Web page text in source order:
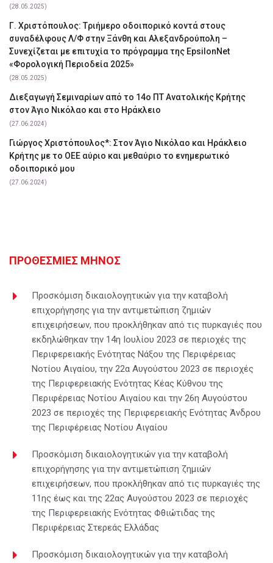
(28.05.2025)
Γ. Χριστόπουλος: Tριήμερο οδοιπορικό κοντά στους
συναδέλφους Λ/Φ στην Ξάνθη και Αλεξανδρούπολη –
Συνεχίζεται με επιτυχία το πρόγραμμα της EpsilonNet
«Φορολογική Περιοδεία 2025»
(28.05.2025)
Διεξαγωγή Σεμιναρίων από το 14ο ΠΤ Ανατολικής Κρήτης
στον Άγιο Νικόλαο και στο Ηράκλειο
(27.06.2024)
Γιώργος Χριστόπουλος*: Στον Άγιο Νικόλαο και Ηράκλειο
Κρήτης με το ΟΕΕ αύριο και μεθαύριο το ενημερωτικό
οδοιπορικό μου
(27.06.2024)
ΠΡΟΘΕΣΜΙΕΣ ΜΗΝΟΣ
Προσκόμιση δικαιολογητικών για την καταβολή
επιχορήγησης για την αντιμετώπιση ζημιών
επιχειρήσεων, που προκλήθηκαν από τις πυρκαγιές που
εκδηλώθηκαν την 14η Ιουλίου 2023 σε περιοχές της
Περιφερειακής Ενότητας Νάξου της Περιφέρειας
Νοτίου Αιγαίου, την 22α Αυγούστου 2023 σε περιοχές
της Περιφερειακής Ενότητας Κέας Κύθνου της
Περιφέρειας Νοτίου Αιγαίου και την 26η Αυγούστου
2023 σε περιοχές της Περιφερειακής Ενότητας Άνδρου
της Περιφέρειας Νοτίου Αιγαίου
Προσκόμιση δικαιολογητικών για την καταβολή
επιχορήγησης για την αντιμετώπιση ζημιών
επιχειρήσεων, που προκλήθηκαν από τις πυρκαγιές της
11ης έως και της 22ας Αυγούστου 2023 σε περιοχές
της Περιφερειακής Ενότητας Φθιώτιδας της
Περιφέρειας Στερεάς Ελλάδας
Προσκόμιση δικαιολογητικών για την καταβολή